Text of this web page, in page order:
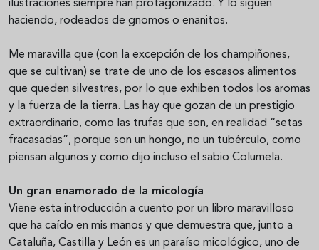
ilustraciones siempre han protagonizado. Y lo siguen
haciendo, rodeados de gnomos o enanitos.
Me maravilla que (con la excepción de los champiñones,
que se cultivan) se trate de uno de los escasos alimentos
que queden silvestres, por lo que exhiben todos los aromas
y la fuerza de la tierra. Las hay que gozan de un prestigio
extraordinario, como las trufas que son, en realidad “setas
fracasadas”, porque son un hongo, no un tubérculo, como
piensan algunos y como dijo incluso el sabio Columela.
Un gran enamorado de la micología
Viene esta introducción a cuento por un libro maravilloso
que ha caído en mis manos y que demuestra que, junto a
Cataluña, Castilla y León es un paraíso micológico, uno de